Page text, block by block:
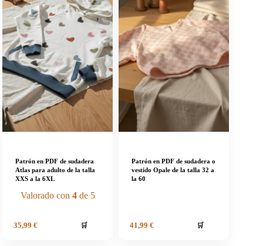
Patrón en PDF de sudadera
Atlas para adulto de la talla
XXS a la 6XL
Valorado con 4de 5
35,99 € 🛒
Patrón en PDF de sudadera o
vestido Opale de la talla 32 a
la 60
41,99 € 🛒